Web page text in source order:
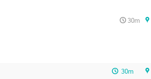
30m
30m